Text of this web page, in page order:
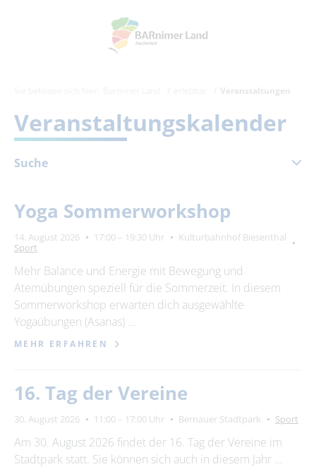
Veranstaltungen
Veranstaltungskalender
Suche
August 2026
Mo Di Mi Do Fr
1
2
5 8
10
11 12 13 14 15
16
21
24
25 26
Erweiterte Suche
Zeitraum
von
Yoga Sommerworkshop
14. August 2026 17:00 – 19:30 Uhr
Kulturbahnhof Biesenthal
Sport
Mehr Balance und Energie mit Bewegung und
Atemübungen speziell für die Sommerzeit. In diesem
Sommerworkshop erwarten dich ausgewählte
Yogaübungen (Asanas) …
MEHR ERFAHREN
16. Tag der Vereine
30. August 2026 11:00 – 17:00 Uhr Bernauer Stadtpark Sport
Am 30. August 2026 findet der 16. Tag der Vereine im
Stadtpark statt. Sie können sich auch in diesem Jahr …